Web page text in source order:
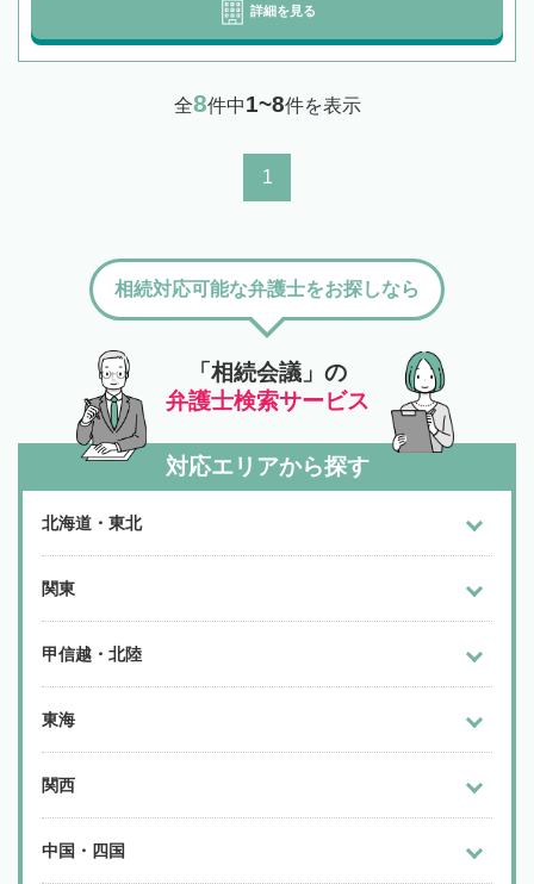
詳細を見る
全8件中1~8件を表示
1
「相続会議」の
弁護士検索サービス
相続対応可能な弁護士をお探しなら
対応エリアから探す
北海道・東北
関東
甲信越・北陸
東海
関西
中国・四国